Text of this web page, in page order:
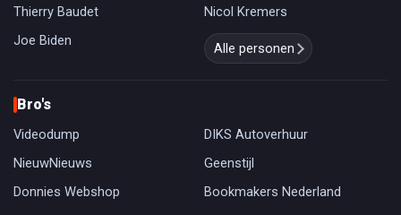
Thierry Baudet
Nicol Kremers
Joe Biden
Alle personen
Bro's
Videodump
DIKS Autoverhuur
NieuwNieuws
Geenstijl
Donnies Webshop
Bookmakers Nederland